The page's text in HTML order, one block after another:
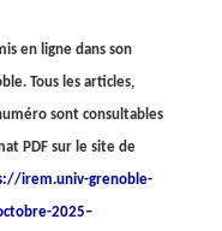
en ligne dans son
Tous les articles,
sont consultables
PDF sur le site de
irem.univ-grenoble-
2025–